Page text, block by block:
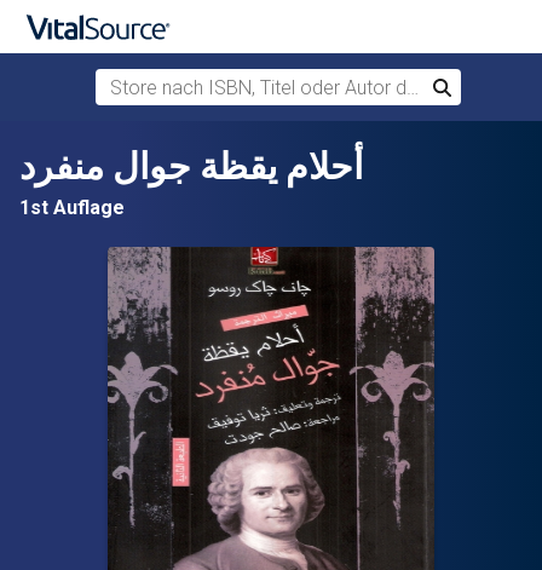
Zum Hauptinhalt springen
Store nach ISBN, Titel oder Autor durchsuchen
Suchen
أحلام يقظة جوال منفرد
1st Auflage